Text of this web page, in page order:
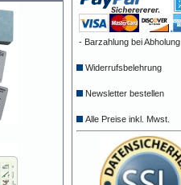
- Barzahlung bei Abholung
Widerrufsbelehrung
Newsletter bestellen
Alle Preise inkl. Mwst.